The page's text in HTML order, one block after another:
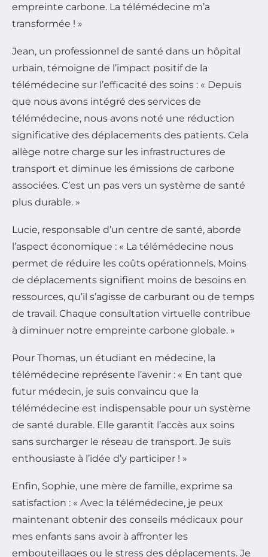
empreinte carbone. La télémédecine m’a
transformée ! »
Jean, un professionnel de santé dans un hôpital
urbain, témoigne de l’impact positif de la
télémédecine sur l’efficacité des soins : « Depuis
que nous avons intégré des services de
télémédecine, nous avons noté une réduction
significative des déplacements des patients. Cela
allège notre charge sur les infrastructures de
transport et diminue les émissions de carbone
associées. C’est un pas vers un système de santé
plus durable. »
Lucie, responsable d’un centre de santé, aborde
l’aspect économique : « La télémédecine nous
permet de réduire les coûts opérationnels. Moins
de déplacements signifient moins de besoins en
ressources, qu’il s’agisse de carburant ou de temps
de travail. Chaque consultation virtuelle contribue
à diminuer notre empreinte carbone globale. »
Pour Thomas, un étudiant en médecine, la
télémédecine représente l’avenir : « En tant que
futur médecin, je suis convaincu que la
télémédecine est indispensable pour un système
de santé durable. Elle garantit l’accès aux soins
sans surcharger le réseau de transport. Je suis
enthousiaste à l’idée d’y participer ! »
Enfin, Sophie, une mère de famille, exprime sa
satisfaction : « Avec la télémédecine, je peux
maintenant obtenir des conseils médicaux pour
mes enfants sans avoir à affronter les
embouteillages ou le stress des déplacements. Je